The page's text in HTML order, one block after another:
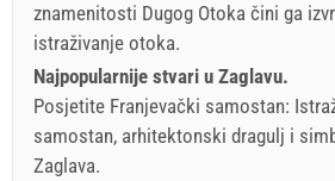
znamenitosti Dugog Otoka čini ga
istraživanje otoka.
Najpopularnije stvari u Zaglavu.
Posjetite Franjevački samostan:
samostan, arhitektonski dragulj i
Zaglava.